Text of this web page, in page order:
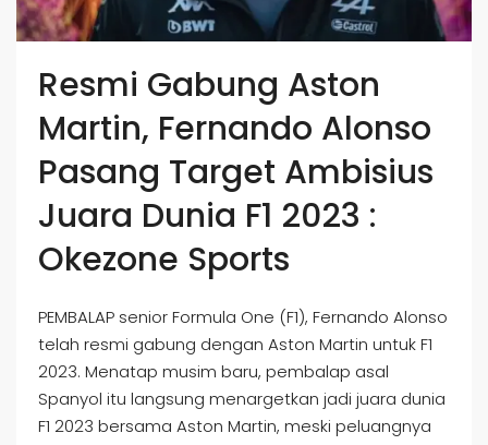
Resmi Gabung Aston
Martin, Fernando Alonso
Pasang Target Ambisius
Juara Dunia F1 2023 :
Okezone Sports
PEMBALAP senior Formula One (F1), Fernando Alonso
telah resmi gabung dengan Aston Martin untuk F1
2023. Menatap musim baru, pembalap asal
Spanyol itu langsung menargetkan jadi juara dunia
F1 2023 bersama Aston Martin, meski peluangnya